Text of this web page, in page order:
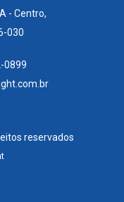
- Centro,
030
0899
reservados